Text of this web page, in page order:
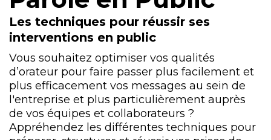
Les techniques pour réussir ses
interventions en public
Vous souhaitez optimiser vos qualités
d’orateur pour faire passer plus facilement et
plus efficacement vos messages au sein de
l'entreprise et plus particulièrement auprès
de vos équipes et collaborateurs ?
Appréhendez les différentes techniques pour